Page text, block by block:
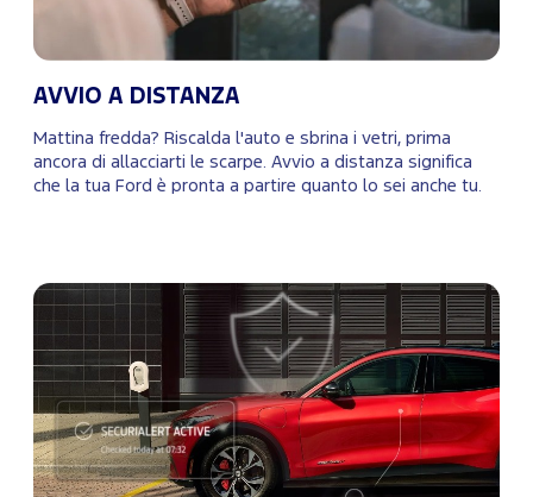
AVVIO A DISTANZA
Mattina fredda? Riscalda l'auto e sbrina i vetri, prima
ancora di allacciarti le scarpe. Avvio a distanza significa
che la tua Ford è pronta a partire quanto lo sei anche tu.